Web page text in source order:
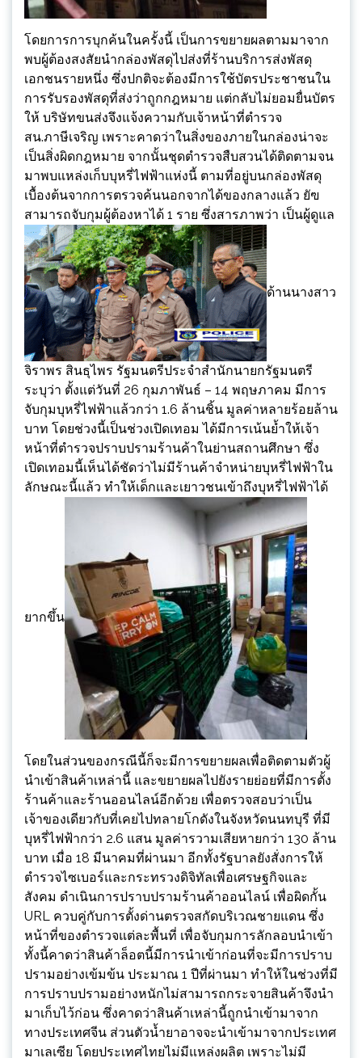
โดยการการบุกค้นในครั้งนี้ เป็นการขยายผลตามมาจาก
พบผู้ต้องสงสัยนำกล่องพัสดุไปส่งที่ร้านบริการส่งพัสดุ
เอกชนรายหนึ่ง ซึ่งปกติจะต้องมีการใช้บัตรประชาชนใน
การรับรองพัสดุที่ส่งว่าถูกกฎหมาย แต่กลับไม่ยอมยื่นบัตร
ให้ บริษัทขนส่งจึงแจ้งความกับเจ้าหน้าที่ตำรวจ
สน.ภาษีเจริญ เพราะคาดว่าในสิ่งของภายในกล่องน่าจะ
เป็นสิ่งผิดกฎหมาย จากนั้นชุดตำรวจสืบสวนได้ติดตามจน
มาพบแหล่งเก็บบุหรี่ไฟฟ้าแห่งนี้ ตามที่อยู่บนกล่องพัสดุ
เบื้องต้นจากการตรวจค้นนอกจากได้ของกลางแล้ว ยัฃ
สามารถจับกุมผู้ต้องหาได้ 1 ราย ซึ่งสารภาพว่า เป็นผู้ดูแล
ด้านนางสาว
จิราพร สินธุไพร รัฐมนตรีประจำสำนักนายกรัฐมนตรี
ระบุว่า ตั้งแต่วันที่ 26 กุมภาพันธ์ – 14 พฤษภาคม มีการ
จับกุมบุหรี่ไฟฟ้าแล้วกว่า 1.6 ล้านชิ้น มูลค่าหลายร้อยล้าน
บาท โดยช่วงนี้เป็นช่วงเปิดเทอม ได้มีการเน้นย้ำให้เจ้า
หน้าที่ตำรวจปราบปรามร้านค้าในย่านสถานศึกษา ซึ่ง
เปิดเทอมนี้เห็นได้ชัดว่าไม่มีร้านค้าจำหน่ายบุหรี่ไฟฟ้าใน
ลักษณะนี้แล้ว ทำให้เด็กและเยาวชนเข้าถึงบุหรี่ไฟฟ้าได้
ยากขึ้น
โดยในส่วนของกรณีนี้ก็จะมีการขยายผลเพื่อติดตามตัวผู้
นำเข้าสินค้าเหล่านี้ และขยายผลไปยังรายย่อยที่มีการตั้ง
ร้านค้าและร้านออนไลน์อีกด้วย เพื่อตรวจสอบว่าเป็น
เจ้าของเดียวกับที่เคยไปทลายโกดังในจังหวัดนนทบุรี ที่มี
บุหรี่ไฟฟ้ากว่า 2.6 แสน มูลค่ารวามเสียหายกว่า 130 ล้าน
บาท เมื่อ 18 มีนาคมที่ผ่านมา อีกทั้งรัฐบาลยังสั่งการให้
ตำรวจไซเบอร์และกระทรวงดิจิทัลเพื่อเศรษฐกิจและ
สังคม ดำเนินการปราบปรามร้านค้าออนไลน์ เพื่อผิดกั้น
URL ควบคู่กับการตั้งด่านตรวจสกัดบริเวณชายแดน ซึ่ง
หน้าที่ของตำรวจแต่ละพื้นที่ เพื่อจับกุมการลักลอบนำเข้า
ทั้งนี้คาดว่าสินค้าล็อตนี้มีการนำเข้าก่อนที่จะมีการปราบ
ปรามอย่างเข้มข้น ประมาณ 1 ปีที่ผ่านมา ทำให้ในช่วงที่มี
การปราบปรามอย่างหนักไม่สามารถกระจายสินค้าจึงนำ
มาเก็บไว้ก่อน ซึ่งคาดว่าสินค้าเหล่านี้ถูกนำเข้ามาจาก
ทางประเทศจีน ส่วนตัวน้ำยาอาจจะนำเข้ามาจากประเทศ
มาเลเซีย โดยประเทศไทยไม่มีแหล่งผลิต เพราะไม่มี